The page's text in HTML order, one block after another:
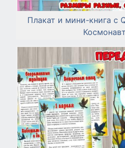
Плакат и мини-книга с